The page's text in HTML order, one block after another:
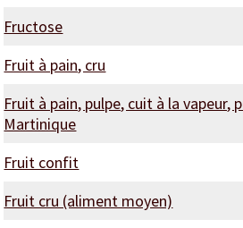
Fructose
Fruit à pain, cru
Fruit à pain, pulpe, cuit à la vapeur,
Martinique
Fruit confit
Fruit cru (aliment moyen)